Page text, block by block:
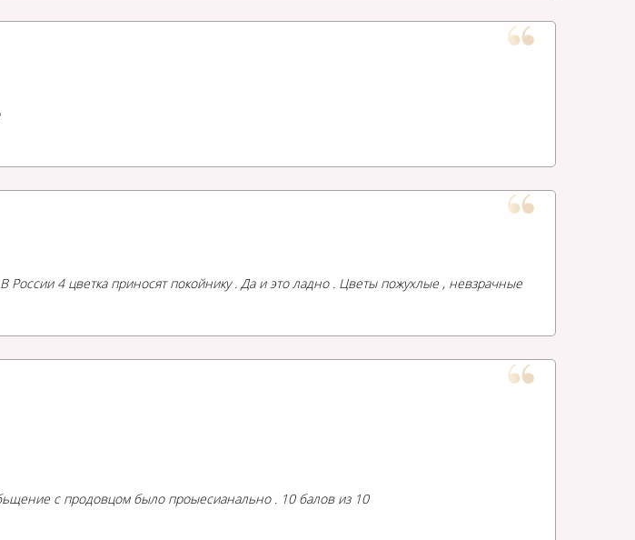
России 4 цветка приносят покойнику . Да и это ладно . Цветы пожухлые , невзрачные
с продовцом было проыесианально . 10 балов из 10